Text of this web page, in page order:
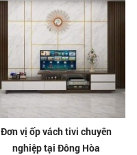
Đơn vị ốp vách tivi chuyên
nghiệp tại Đông Hòa